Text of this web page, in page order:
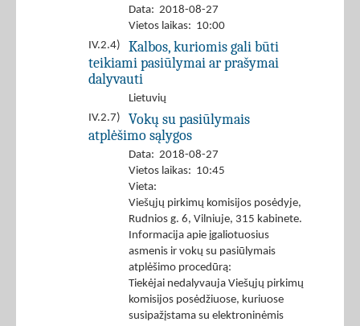
Data: 2018-08-27
Vietos laikas: 10:00
IV.2.4)
Kalbos, kuriomis gali būti
teikiami pasiūlymai ar prašymai
dalyvauti
Lietuvių
IV.2.7)
Vokų su pasiūlymais
atplėšimo sąlygos
Data: 2018-08-27
Vietos laikas: 10:45
Vieta:
Viešųjų pirkimų komisijos posėdyje,
Rudnios g. 6, Vilniuje, 315 kabinete.
Informacija apie įgaliotuosius
asmenis ir vokų su pasiūlymais
atplėšimo procedūrą:
Tiekėjai nedalyvauja Viešųjų pirkimų
komisijos posėdžiuose, kuriuose
susipažįstama su elektroninėmis